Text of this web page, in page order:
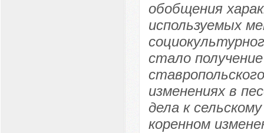
обобщения
используемых
стало
изменениях в
дела к
коренном